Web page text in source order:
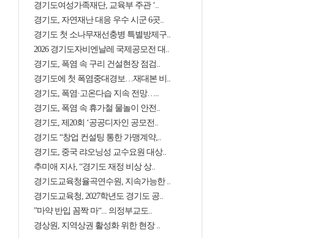
경기도여성가족재단, 교육부 주관 ‘..
경기도, 자연재난 대응 우수 시군 6곳..
경기도 첫 소나무재선충병 특별방제구..
2026 경기도자비엔날레 국제공모전 대..
경기도, 폭염 속 구리 건설현장 점검..
경기도에 첫 폭염중대경보…재대본 비..
경기도, 폭염·고온다습 지속 전망…..
경기도, 폭염 속 휴가철 물놀이 안전..
경기도, 제20회 ‘공공디자인 공모전..
경기도 “창업 컨설팅 통한 가맹계약,..
경기도, 중국 랴오닝성 교수요원 대상..
추미애 지사, “경기도 재정 비상 상..
경기도교육청율곡연수원, 지속가능한 ..
경기도교육청, 2027학년도 경기도 공..
”마약 반입 꼼짝 마“... 의정부교도..
경상원, 지역상권 활성화 위한 현장 ..